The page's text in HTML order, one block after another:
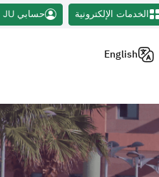
الخدمات الإلكترونية حسابي JU
English